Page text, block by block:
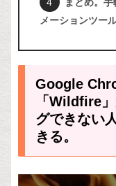
メーションツー
Google
「Wildfire
グできない
きる。